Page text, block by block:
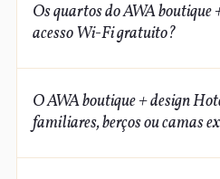
Os quartos do AWA boutique
acesso Wi-Fi gratuito?
Wi-Fi
O AWA boutique + design
familiares, berços ou camas